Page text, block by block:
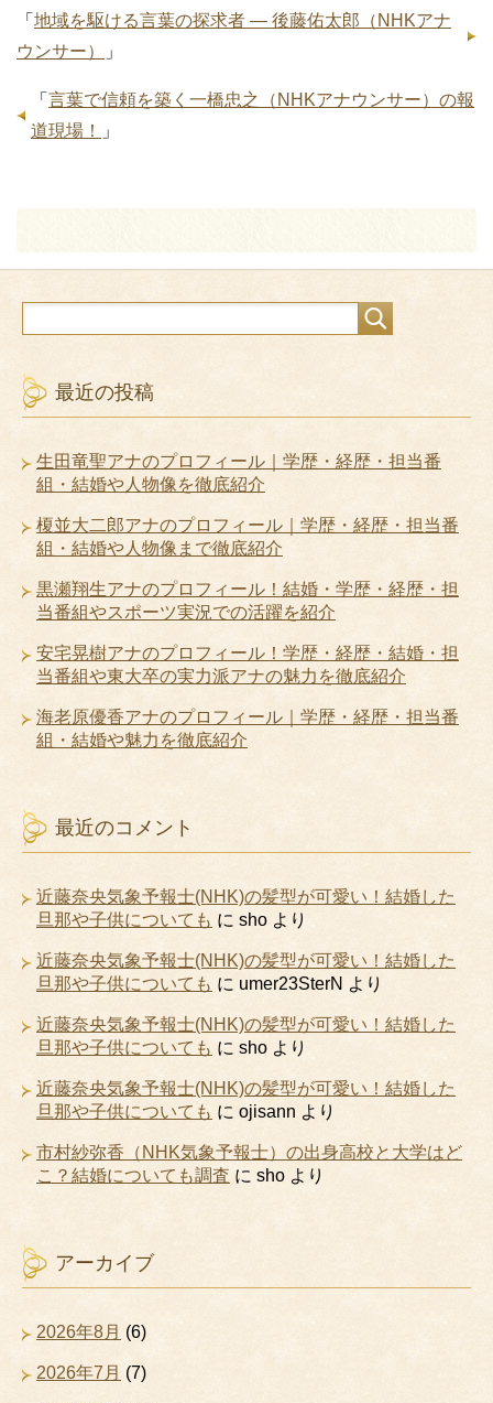
「 地域を駆ける言葉の探求者 ― 後藤佑太郎（NHKアナ
ウンサー）
」
「 言葉で信頼を築く一橋忠之（NHKアナウンサー）の報
道現場！
」
最近の投稿
生田竜聖アナのプロフィール｜学歴・経歴・担当番
組・結婚や人物像を徹底紹介
榎並大二郎アナのプロフィール｜学歴・経歴・担当番
組・結婚や人物像まで徹底紹介
黒瀬翔生アナのプロフィール！結婚・学歴・経歴・担
当番組やスポーツ実況での活躍を紹介
安宅晃樹アナのプロフィール！学歴・経歴・結婚・担
当番組や東大卒の実力派アナの魅力を徹底紹介
海老原優香アナのプロフィール｜学歴・経歴・担当番
組・結婚や魅力を徹底紹介
最近のコメント
近藤奈央気象予報士(NHK)の髪型が可愛い！結婚した
旦那や子供についても に sho より
近藤奈央気象予報士(NHK)の髪型が可愛い！結婚した
旦那や子供についても に umer23SterN より
近藤奈央気象予報士(NHK)の髪型が可愛い！結婚した
旦那や子供についても に sho より
近藤奈央気象予報士(NHK)の髪型が可愛い！結婚した
旦那や子供についても に ojisann より
市村紗弥香（NHK気象予報士）の出身高校と大学はど
こ？結婚についても調査 に sho より
アーカイブ
2026年8月 (6)
2026年7月 (7)